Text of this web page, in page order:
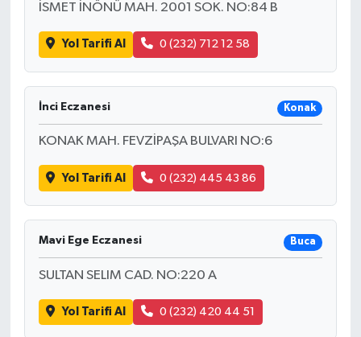
İSMET İNÖNÜ MAH. 2001 SOK. NO:84 B
Yol Tarifi Al 0 (232) 712 12 58
İnci Eczanesi Konak
KONAK MAH. FEVZİPAŞA BULVARI NO:6
Yol Tarifi Al 0 (232) 445 43 86
Mavi Ege Eczanesi Buca
SULTAN SELIM CAD. NO:220 A
Yol Tarifi Al 0 (232) 420 44 51